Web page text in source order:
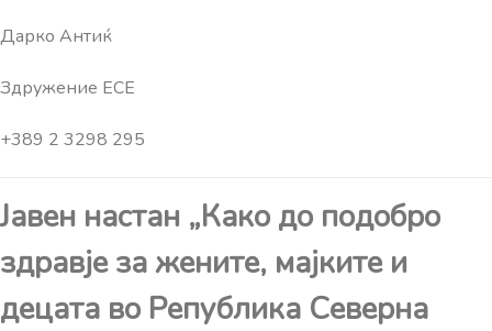
Дарко Антиќ
Здружение ЕСЕ
+389 2 3298 295
Јавен настан „Како до подобро
здравје за жените, мајките и
децата во Република Северна